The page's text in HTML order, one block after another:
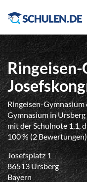
Ringeisen-
Ringeisen-
Gymnasium in
mit der Schulnote 1,1,
100 % (2
Josefsplatz 1
86513 Ursberg
Bayern